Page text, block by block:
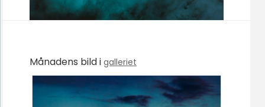
Månadens bild i galleriet